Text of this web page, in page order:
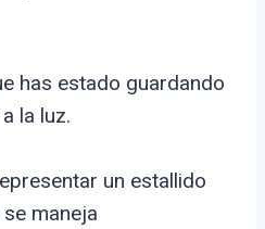
has estado guardando
la luz.
un estallido
maneja